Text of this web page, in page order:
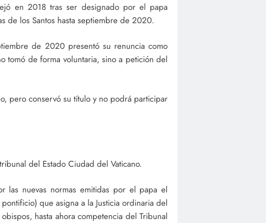
en 2018 tras ser designado por el papa
de los Santos hasta septiembre de 2020.
de 2020 presentó su renuncia como
tomó de forma voluntaria, sino a petición del
pero conservó su título y no podrá participar
del Estado Ciudad del Vaticano.
las nuevas normas emitidas por el papa el
que asigna a la Justicia ordinaria del
hasta ahora competencia del Tribunal